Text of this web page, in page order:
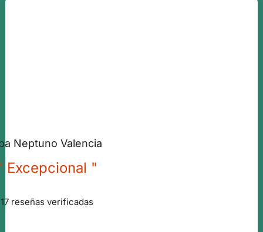
Neptuno Valencia
Excepcional "
17 reseñas verificadas